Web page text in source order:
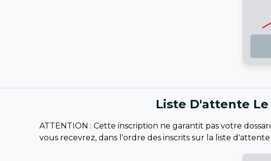
Liste D'attente
ATTENTION : Cette inscription ne garantit pas votre
vous recevrez, dans l'ordre des inscrits sur la liste